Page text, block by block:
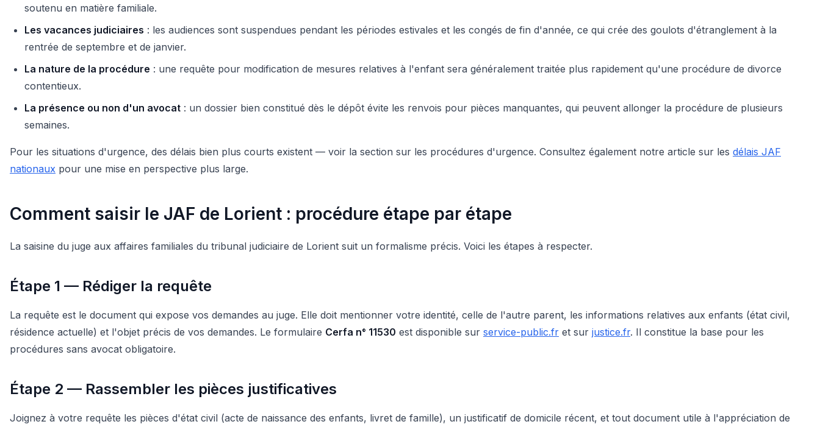
soutenu en matière familiale.
Les vacances judiciaires : les audiences sont suspendues pendant les périodes estivales et les congés de fin d'année, ce qui crée des goulots d'étranglement à la
rentrée de septembre et de janvier.
La nature de la procédure : une requête pour modification de mesures relatives à l'enfant sera généralement traitée plus rapidement qu'une procédure de divorce
contentieux.
La présence ou non d'un avocat : un dossier bien constitué dès le dépôt évite les renvois pour pièces manquantes, qui peuvent allonger la procédure de plusieurs
semaines.
Pour les situations d'urgence, des délais bien plus courts existent — voir la section sur les procédures d'urgence. Consultez également notre article sur les délais JAF
nationaux pour une mise en perspective plus large.
Comment saisir le JAF de Lorient : procédure étape par étape
La saisine du juge aux affaires familiales du tribunal judiciaire de Lorient suit un formalisme précis. Voici les étapes à respecter.
Étape 1 — Rédiger la requête
La requête est le document qui expose vos demandes au juge. Elle doit mentionner votre identité, celle de l'autre parent, les informations relatives aux enfants (état civil,
résidence actuelle) et l'objet précis de vos demandes. Le formulaire Cerfa n° 11530 est disponible sur service-public.fr et sur justice.fr. Il constitue la base pour les
procédures sans avocat obligatoire.
Étape 2 — Rassembler les pièces justificatives
Joignez à votre requête les pièces d'état civil (acte de naissance des enfants, livret de famille), un justificatif de domicile récent, et tout document utile à l'appréciation de